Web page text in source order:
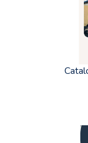
l'ensemble des
en Vacances